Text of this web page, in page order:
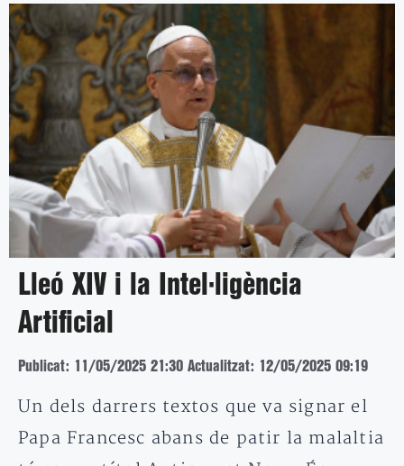
Lleó XIV i la Intel·ligència
Artificial
Publicat: 11/05/2025 21:30 Actualitzat: 12/05/2025 09:19
Un dels darrers textos que va signar el
Papa Francesc abans de patir la malaltia